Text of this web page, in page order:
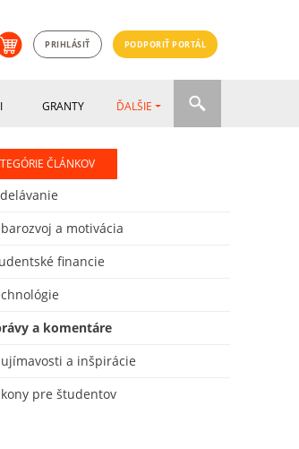
PRIHLÁSIŤ PODPORIŤ PORTÁL
GRANTY ĎALŠIE
ČLÁNKOV
a motivácia
financie
a komentáre
a inšpirácie
pre študentov